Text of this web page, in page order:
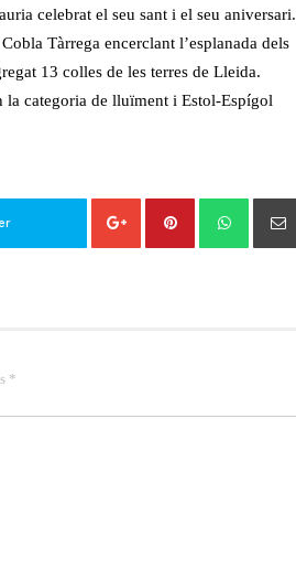
celebrat el seu sant i el seu aniversari.
Tàrrega encerclant l’esplanada dels
13 colles de les terres de Lleida.
la categoria de lluïment i Estol-Espígol
*